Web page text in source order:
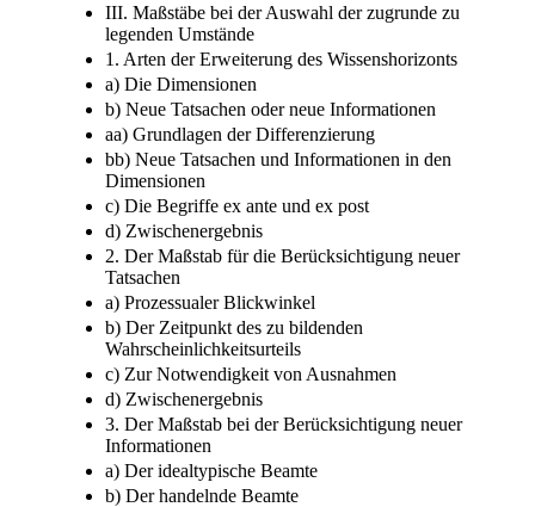
III. Maßstäbe bei der Auswahl der zugrunde zu
legenden Umstände
1. Arten der Erweiterung des Wissenshorizonts
a) Die Dimensionen
b) Neue Tatsachen oder neue Informationen
aa) Grundlagen der Differenzierung
bb) Neue Tatsachen und Informationen in den
Dimensionen
c) Die Begriffe ex ante und ex post
d) Zwischenergebnis
2. Der Maßstab für die Berücksichtigung neuer
Tatsachen
a) Prozessualer Blickwinkel
b) Der Zeitpunkt des zu bildenden
Wahrscheinlichkeitsurteils
c) Zur Notwendigkeit von Ausnahmen
d) Zwischenergebnis
3. Der Maßstab bei der Berücksichtigung neuer
Informationen
a) Der idealtypische Beamte
b) Der handelnde Beamte